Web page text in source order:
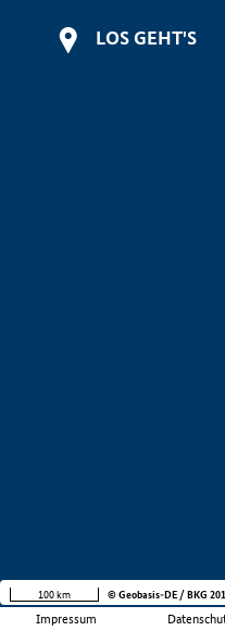
LOS GEHT'S
Impressum
100 km © Geobasis-DE / BKG